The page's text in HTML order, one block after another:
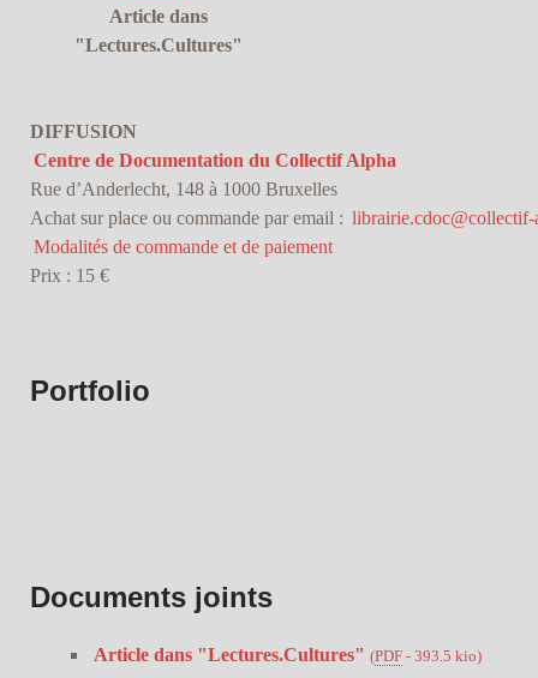
Article dans
"Lectures.Cultures"
DIFFUSION
Centre de Documentation du Collectif Alpha
Rue d’Anderlecht, 148 à 1000 Bruxelles
Achat sur place ou commande par email : librairie.cdoc@collectif-
Modalités de commande et de paiement
Prix : 15 €
Portfolio
Documents joints
Article dans "Lectures.Cultures" (PDF- 393.5 kio)